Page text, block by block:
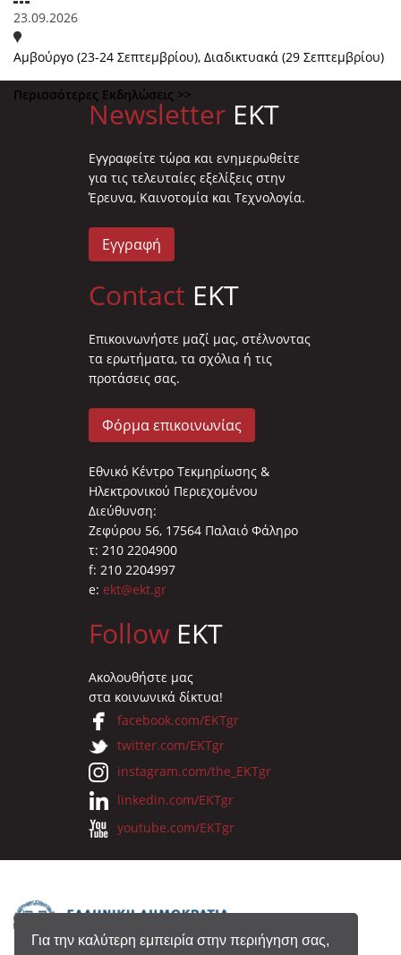
Για την καλύτερη εμπειρία στην περιήγηση σας,
23.09.2026
Αμβούργο (23-24 Σεπτεμβρίου), Διαδικτυακά (29 Σεπτεμβρίου)
Περισσότερες Εκδηλώσεις >>
Newsletter EKT
Eγγραφείτε τώρα και ενημερωθείτε
για τις τελευταίες εξελίξεις στην
Έρευνα, Καινοτομία και Τεχνολογία.
Εγγραφή
Contact EKT
Επικοινωνήστε μαζί μας, στέλνοντας
τα ερωτήματα, τα σχόλια ή τις
προτάσεις σας.
Φόρμα επικοινωνίας
Εθνικό Κέντρο Τεκμηρίωσης &
Ηλεκτρονικού Περιεχομένου
Διεύθυνση:
Ζεφύρου 56, 17564 Παλαιό Φάληρο
τ: 210 2204900
f: 210 2204997
e: ekt@ekt.gr
Follow EKT
Ακολουθήστε μας
στα κοινωνικά δίκτυα!
facebook.com/EKTgr
twitter.com/EKTgr
instagram.com/the_EKTgr
linkedin.com/EKTgr
youtube.com/EKTgr